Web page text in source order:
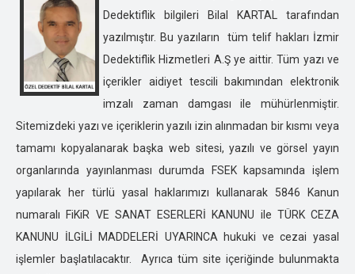
ÇANAKKALE ÖZEL DEDEKTİFLİK
ÇANKIRI ÖZEL DEDEKTİFLİK
ÇORUM ÖZEL DEDEKTİFLİK
DENİZLİ ÖZEL DEDEKTİFLİK
DİYARBAKIR ÖZEL DEDEKTİFLİK
GİRESUN ÖZEL DEDEKTİFLİK
Dedektiflik bilgileri Bilal KARTAL tarafından
yazılmıştır. Bu yazıların tüm telif hakları İzmir
Dedektiflik Hizmetleri A.Ş ye aittir. Tüm yazı ve
içerikler aidiyet tescili bakımından elektronik
imzalı zaman damgası ile mühürlenmiştir.
Sitemizdeki yazı ve içeriklerin yazılı izin alınmadan bir kısmı veya
tamamı kopyalanarak başka web sitesi, yazılı ve görsel yayın
organlarında yayınlanması durumda FSEK kapsamında işlem
yapılarak her türlü yasal haklarımızı kullanarak 5846 Kanun
numaralı FiKiR VE SANAT ESERLERİ KANUNU ile TÜRK CEZA
KANUNU İLGİLİ MADDELERİ UYARINCA hukuki ve cezai yasal
işlemler başlatılacaktır. Ayrıca tüm site içeriğinde bulunmakta